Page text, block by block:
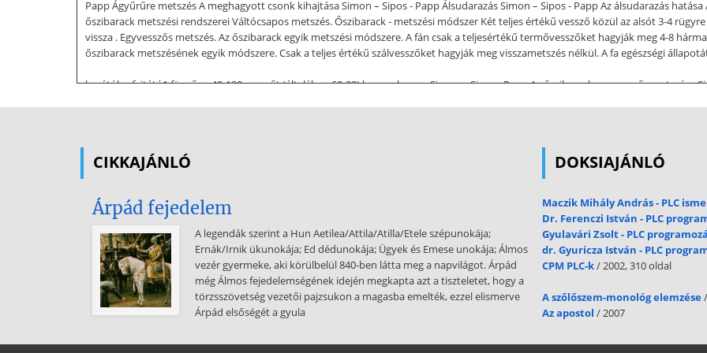
Papp Ágyűrűre metszés A meghagyott csonk kihajtása Simon – Sipos - Papp Álsudarazás Simon – Sipos - Papp Az álsudarazás
őszibarack metszési rendszerei Váltócsapos metszés. Őszibarack - metszési módszer Két teljes értékű vessző közül az alsót 3-4
vissza . Egyvesszős metszés. Az őszibarack egyik metszési módszere. A fán csak a teljesértékű termővesszőket hagyják meg 4-8
őszibarack metszésének egyik módszere. Csak a teljes értékű szálvesszőket hagyják meg visszametszés nélkül. A fa egészségi
korától, a fajtátó1 függően 40-120 vesszőt (általában 60-80) hagynak meg. Simon – Sipos - Papp Az őszibarack egyvesszős metszése
rügy hajtása. Felső rügyes metszéskor a végálló rügy felfelé áll, erősen hajt ki, a alatta lévő rügyből pedig gyengébb, laposabban növő
hajtás keletkezik. A felfelé törő hajtást félfás vagy fás metszéskor eltávolítjuk. Simon – Sipos - Papp A felsőrügyes metszés technikája
rügyből Vízszinteshez közeli szögállású hajtás – vázkarnevelés céljára Visszametszés az alsó kedvező szögállású hajtásra (vesszőre)
könyököltetés Simon – Sipos - Papp A hajtáshelyzet megváltoztatása A különböző szögállásba lekötözött visszametszés nélküli
hajtáshelyzet megváltoztatására: - lekötözés, - lesúlyozás, - hajtáscsipeszelés. Simon – Sipos - Papp Gyümölcsritkítás Simon – Sipos -
rügy ráhagyásával mindig ott kell visszametszeni, ahol a következő ágemeletet kívánjuk kialakítani. Ez a szabály
már a törzsmagasság kialakítására is érvényes. 2. A vázágak kineveléséhez megfelelő erősségű vesszőkre van szükség, ennek
vágjuk vissza. A kellő erősségű vesszőket (40-50 cm hosszú) gyengébben (kb. a felső 1/3-át távolítjuk el), vagy visszametszés nélkül
telepítünk, amelynek túl gyengék, túl alacsonyan vagy túl magasan helyezkednek el a koronavesszői távolítsuk el azokat és a
koronaszerkezet pontosabb és gyorsabb kialakítása érdekében hajtásválogatást kell végezni (akár többszöri alkalommal is a
CIKKAJÁNLÓ
Árpád fejedelem
A legendák szerint a Hun Aetilea/Attila/Atilla/Etele szépunokája;
Ernák/Irnik ükunokája; Ed dédunokája; Ügyek és Emese unokája; Álmos
vezér gyermeke, aki körülbelül 840-ben látta meg a napvilágot. Árpád
még Álmos fejedelemségének idején megkapta azt a tiszteletet, hogy a
törzsszövetség vezetői pajzsukon a magasba emelték, ezzel elismerve
Árpád elsőségét a gyula
DOKSIAJÁNLÓ
Maczik Mihály András - PLC
Dr. Ferenczi István - PLC
Gyulavári Zsolt - PLC
dr. Gyuricza István - PLC
CPM PLC-k/ 2002, 310 oldal
A szőlőszem-monológ elemzése
Az apostol / 2007